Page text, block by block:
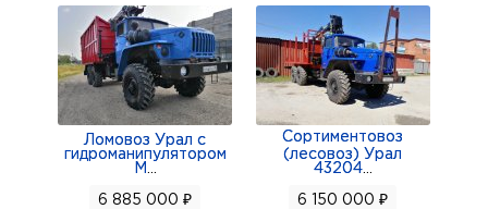
Ломовоз Урал с
гидроманипулятором
М
6 885 000 ₽
Сортиментовоз
(лесовоз) Урал
43204...
6 150 000 ₽